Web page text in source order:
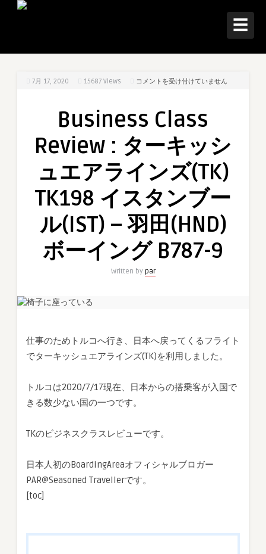
☰
7月 17, 2020 15687 Views
Business
:
ー
ッ
ュ
ア
イ
ズ
タ
ン
ー
(IST)
羽
(HND)
ー
コメントを受け付けていません
Business Class
Review : ターキッシ
ュエアラインズ(TK)
TK198 イスタンブー
ル(IST) – 羽田(HND)
ボーイング B787-9
Written by par
仕事のためトルコへ行き、日本へ戻ってくるフライト
でターキッシュエアラインズ(TK)を利用しました。
トルコは2020/7/17現在、日本からの搭乗客が入国で
きる数少ない国の一つです。
TKのビジネスクラスレビューです。
日本人初のBoardingAreaオフィシャルブロガー
PAR@Seasoned Travellerです。
[toc]